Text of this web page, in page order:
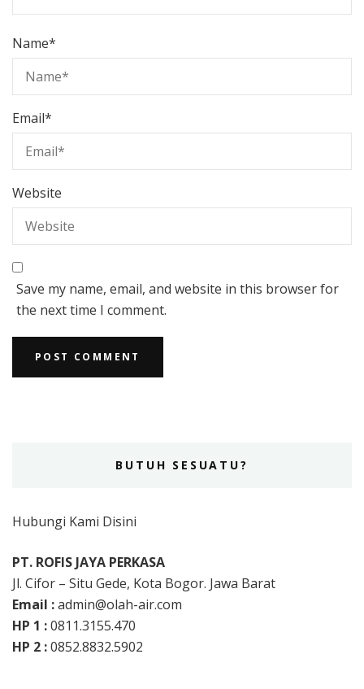
Name*
Email*
Website
Save my name, email, and website in this browser for
the next time I comment.
BUTUH SESUATU?
Hubungi Kami Disini
PT. ROFIS JAYA PERKASA
Jl. Cifor – Situ Gede, Kota Bogor. Jawa Barat
Email :admin@olah-air.com
HP 1 :0811.3155.470
HP 2 :0852.8832.5902